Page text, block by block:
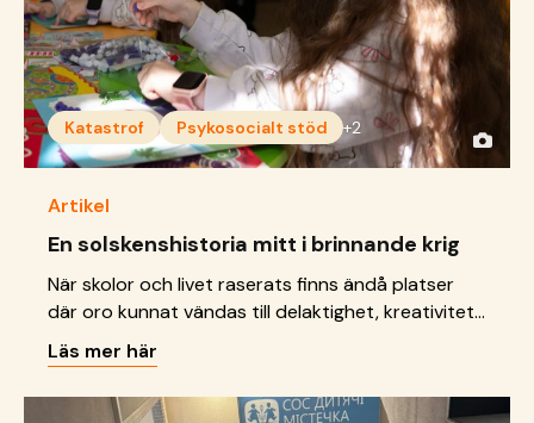
Katastrof Psykosocialt stöd +2
Artikel
En solskenshistoria mitt i brinnande krig
När skolor och livet raserats finns ändå platser
där oro kunnat vändas till delaktighet, kreativitet
och framtidsdrömmar.
Läs mer här